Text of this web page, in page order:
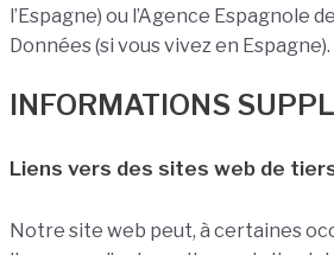
l’Espagne) ou l’Agence Espagnole
Données (si vous vivez en Espagne).
INFORMATIONS
Liens vers des sites web de
Notre site web peut, à certaines